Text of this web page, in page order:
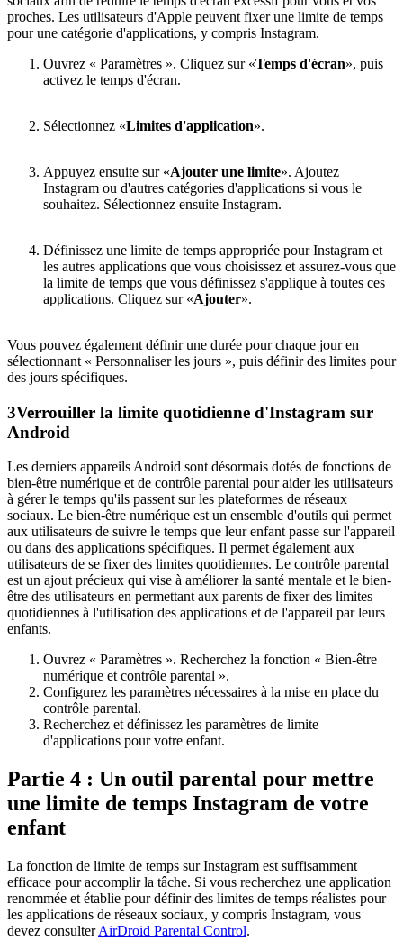
proches. Les utilisateurs d'Apple peuvent fixer une limite de temps
pour une catégorie d'applications, y compris Instagram.
Ouvrez « Paramètres ». Cliquez sur «Temps d'écran», puis
activez le temps d'écran.
Sélectionnez «Limites d'application».
Appuyez ensuite sur «Ajouter une limite». Ajoutez
Instagram ou d'autres catégories d'applications si vous le
souhaitez. Sélectionnez ensuite Instagram.
Définissez une limite de temps appropriée pour Instagram et
les autres applications que vous choisissez et assurez-vous que
la limite de temps que vous définissez s'applique à toutes ces
applications. Cliquez sur «Ajouter».
Vous pouvez également définir une durée pour chaque jour en
sélectionnant « Personnaliser les jours », puis définir des limites pour
des jours spécifiques.
3Verrouiller la limite quotidienne d'Instagram sur
Android
Les derniers appareils Android sont désormais dotés de fonctions de
bien-être numérique et de contrôle parental pour aider les utilisateurs
à gérer le temps qu'ils passent sur les plateformes de réseaux
sociaux. Le bien-être numérique est un ensemble d'outils qui permet
aux utilisateurs de suivre le temps que leur enfant passe sur l'appareil
ou dans des applications spécifiques. Il permet également aux
utilisateurs de se fixer des limites quotidiennes. Le contrôle parental
est un ajout précieux qui vise à améliorer la santé mentale et le bien-
être des utilisateurs en permettant aux parents de fixer des limites
quotidiennes à l'utilisation des applications et de l'appareil par leurs
enfants.
Ouvrez « Paramètres ». Recherchez la fonction « Bien-être
numérique et contrôle parental ».
Configurez les paramètres nécessaires à la mise en place du
contrôle parental.
Recherchez et définissez les paramètres de limite
d'applications pour votre enfant.
Partie 4 : Un outil parental pour mettre
une limite de temps Instagram de votre
enfant
La fonction de limite de temps sur Instagram est suffisamment
efficace pour accomplir la tâche. Si vous recherchez une application
renommée et établie pour définir des limites de temps réalistes pour
les applications de réseaux sociaux, y compris Instagram, vous
devez consulterAirDroid Parental Control.